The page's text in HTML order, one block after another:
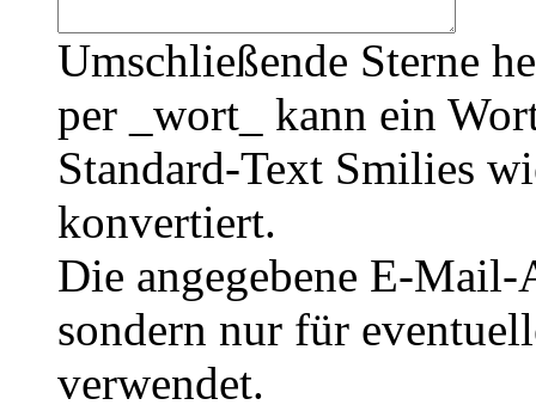
Umschließende Sterne
per _wort_ kann ein
Standard-Text Smilies
konvertiert.
Die angegebene E-
sondern nur für
verwendet.